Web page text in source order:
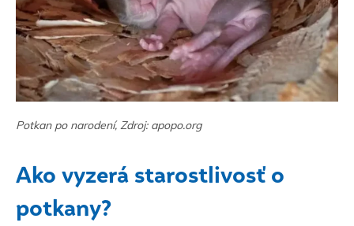
Potkan po narodení, Zdroj: apopo.org
Ako vyzerá starostlivosť o
potkany?